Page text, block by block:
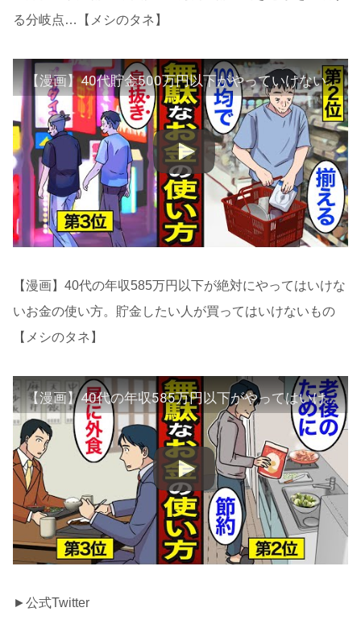
る分岐点…【メシのタネ】
【漫画】40代貯金500万円以下がやっていけないお金の使い方。40代の貯金中央値375万円…貯金できるかを左右する分岐点…【メシのタネ】
【漫画】40代の年収585万円以下が絶対にやってはいけな
いお金の使い方。貯金したい人が買ってはいけないもの
【メシのタネ】
【漫画】40代の年収585万円以下がやってはいけないお金の使い方。貧困に陥らない方法…【メシのタネ】
►公式Twitter